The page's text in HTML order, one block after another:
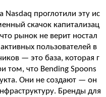
Nasdaq проглотили эту ис
скачок капитализац
рынок не верит ностал
пользователей в
— это база, которая г
том, что Bending Spoons
Они не создают — он
Бренды для